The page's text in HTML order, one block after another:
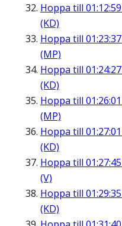
Hoppa till 01:12:59
(KD)
Hoppa till 01:23:37
(MP)
Hoppa till 01:24:27
(KD)
Hoppa till 01:26:01
(MP)
Hoppa till 01:27:01
(KD)
Hoppa till 01:27:45
(V)
Hoppa till 01:29:35
(KD)